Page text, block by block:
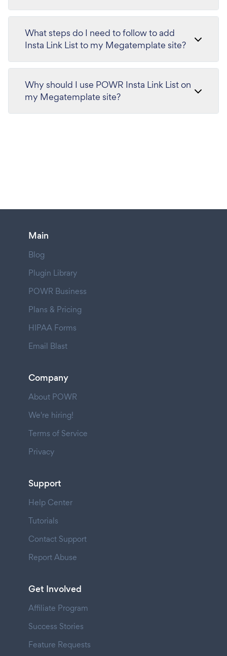
What steps do I need to follow to add
Insta Link List to my Megatemplate site?
Why should I use POWR Insta Link List on
my Megatemplate site?
Main
Blog
Plugin Library
POWR Business
Plans & Pricing
HIPAA Forms
Email Blast
Company
About POWR
We're hiring!
Terms of Service
Privacy
Support
Help Center
Tutorials
Contact Support
Report Abuse
Get Involved
Affiliate Program
Success Stories
Feature Requests